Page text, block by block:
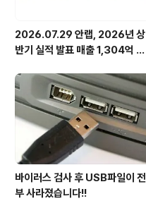
2026.07.29 안랩, 2026년 상
반기 실적 발표 매출 1,304억 원,
바이러스 검사 후 USB파일이 전
부 사라졌습니다!!